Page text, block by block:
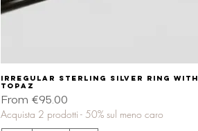
Quick View
Irregular sterling silver ring with
topaz
From €95.00
Sale Price
Acquista 2 prodotti - 50% sul meno caro